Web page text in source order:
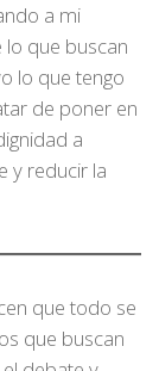
a mi
lo que buscan
lo que tengo
de poner en
a
y reducir la
que todo se
que buscan